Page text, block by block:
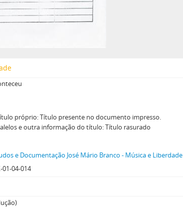
próprio: Título presente no documento impresso.
e outra informação do título: Título rasurado
e Documentação José Mário Branco - Música e Liberdade
01-04-014